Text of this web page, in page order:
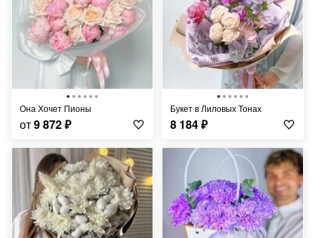
Она Хочет Пионы
от9 872₽
Букет в Лиловых Тонах
8 184₽